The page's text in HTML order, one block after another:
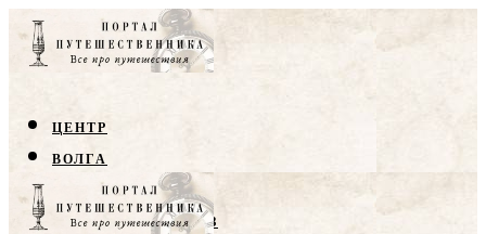
ЦЕНТР
ВОЛГА
КРЫМ
СЕВЕРНЫЙ КАВКАЗ